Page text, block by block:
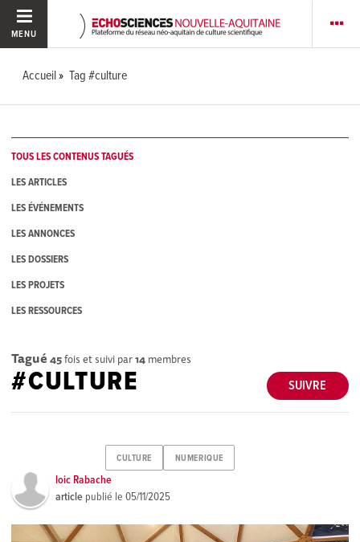
MENU
Accueil Tag #culture
TOUS LES CONTENUS TAGUÉS
LES ARTICLES
LES ÉVÉNEMENTS
LES ANNONCES
LES DOSSIERS
LES PROJETS
LES RESSOURCES
Tagué 45fois et suivi par14 membres
SUIVRE
#CULTURE
CULTURE NUMERIQUE
loic Rabache
article publié le05/11/2025